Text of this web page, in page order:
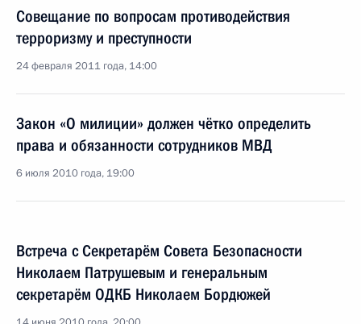
Совещание по вопросам противодействия
терроризму и преступности
24 февраля 2011 года, 14:00
Закон «О милиции» должен чётко определить
права и обязанности сотрудников МВД
6 июля 2010 года, 19:00
Встреча с Секретарём Совета Безопасности
Николаем Патрушевым и генеральным
секретарём ОДКБ Николаем Бордюжей